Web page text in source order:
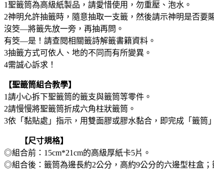
1聖籤筒為高級紙製品，請愛惜使用，勿重壓、泡水。
2神明允許抽籤時，隨意抽取一支籤，然後請示神明是否要
沒筊—將籤先放一旁，再抽再問。
有筊—是！請查閱相關籤詩解籤書籍資料。
3抽籤方式可依人、地的不同而有所變異。
4需誠心訴求！
【聖籤筒組合教學】
1請小心拆下聖籤筒的籤支與籤筒等零件。
2請慢慢將聖籤筒折成六角柱狀籤筒。
3依「黏貼處」指示，用雙面膠或膠水黏合，即完成「籤筒
【尺寸規格】
◎組合前：15cm*21cm的高級厚紙卡5片。
◎組合後：籤筒為邊長約2公分，高約9公分的六邊型柱盒；